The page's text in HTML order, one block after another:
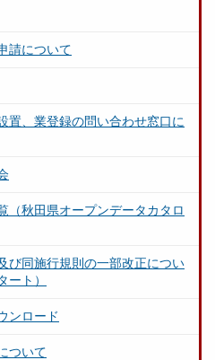
請について
置、業登録の問い合わせ窓口に
（秋田県オープンデータカタロ
び同施行規則の一部改正につい
ート）
ンロード
ついて